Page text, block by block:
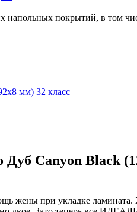
покрытий, в том
мм) 32 класс
Canyon Black
жены при укладке